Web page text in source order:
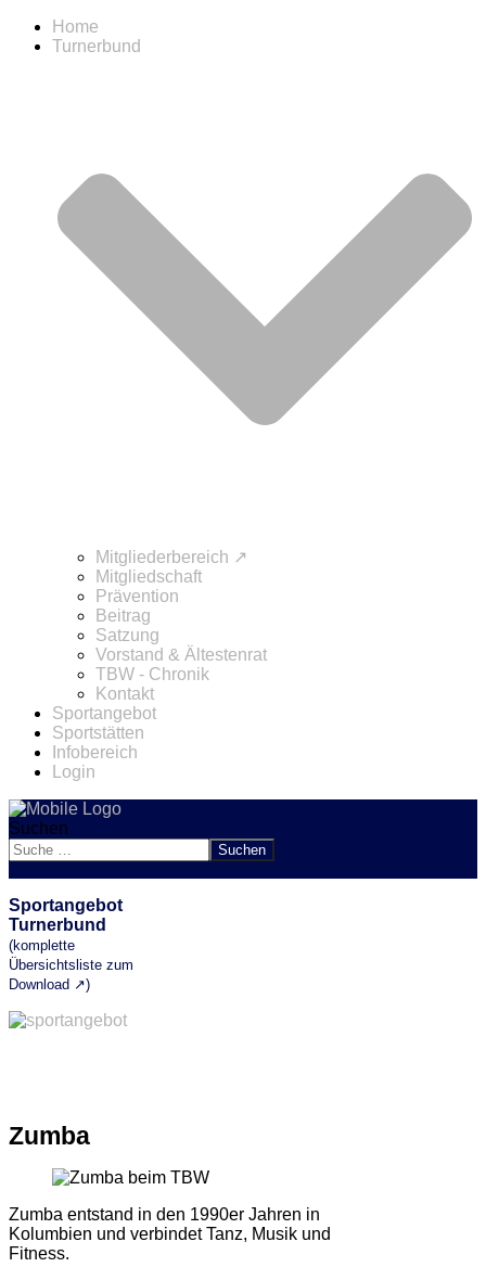
Home
Turnerbund
Mitgliederbereich ↗
Mitgliedschaft
Prävention
Beitrag
Satzung
Vorstand & Ältestenrat
TBW - Chronik
Kontakt
Sportangebot
Sportstätten
Infobereich
Login
Suchen
Suchen
Sportangebot
Turnerbund
(komplette
Übersichtsliste zum
Download ↗)
Zumba
Zumba entstand in den 1990er Jahren in
Kolumbien und verbindet Tanz, Musik und
Fitness.